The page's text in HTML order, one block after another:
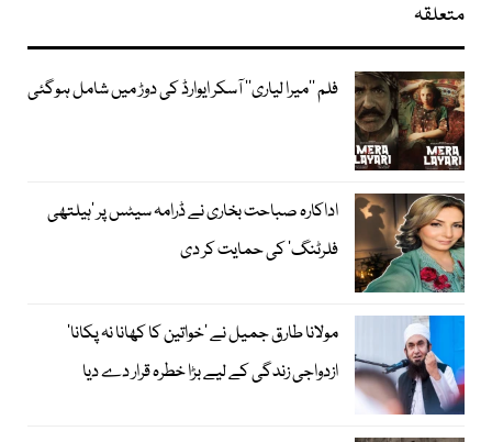
متعلقہ
فلم ’’میرا لیاری‘‘ آسکر ایوارڈ کی دوڑ میں شامل ہوگئی
اداکارہ صباحت بخاری نے ڈرامہ سیٹس پر ’ہیلتھی
فلرٹنگ‘ کی حمایت کر دی
مولانا طارق جمیل نے ’خواتین کا کھانا نہ پکانا‘
ازدواجی زندگی کے لیے بڑا خطرہ قرار دے دیا